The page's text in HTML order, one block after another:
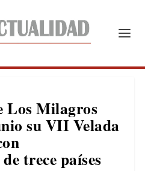
Los Milagros
su VII Velada
trece países